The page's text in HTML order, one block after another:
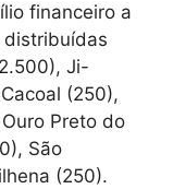
financeiro a
Ji-
(250),
Preto do
São
(250).